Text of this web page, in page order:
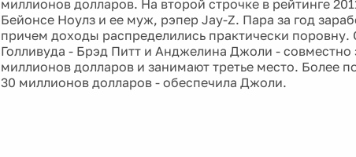
миллионов долларов. На второй строчке в рейтинге
Бейонсе Ноулз и ее муж, рэпер Jay-Z. Пара за год
причем доходы распределились практически поровну.
Голливуда - Брэд Питт и Анджелина Джоли - совместно
миллионов долларов и занимают третье место. Более
30 миллионов долларов - обеспечила Джоли.